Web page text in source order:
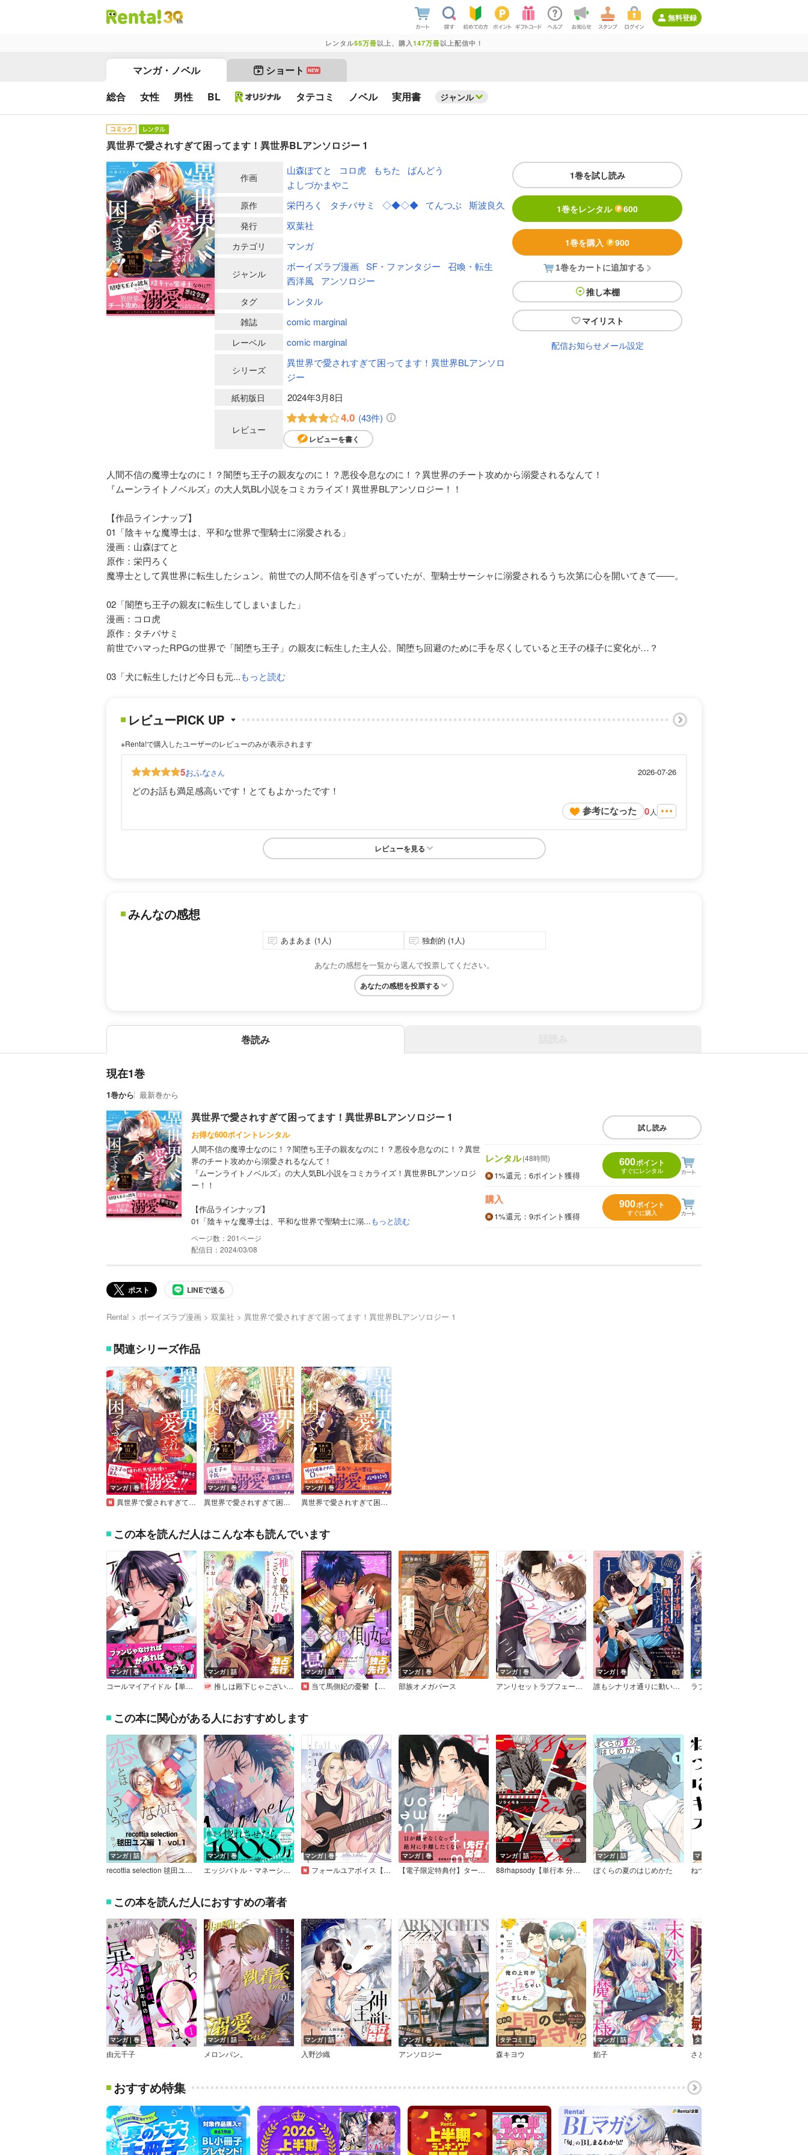
無料登録
レンタル55万冊以上、購入 147万冊以上配信中！
マンガ・ノベル ショート NEW
総合 女性 男性 BL タテコミ ノベル 実用書 ジャンル
異世界で愛されすぎて困ってます！異世界BLアンソロジー 1
1巻を試し読み
1巻をレンタル 600
1巻を購入 900
1巻をカートに追加する
推し本棚
マイリスト
配信お知らせメール設定
作画
山森ぽてと コロ虎 もちた
ばんどう
よしづかまやこ
原作 栄円ろく タチバサミ ◇◆◇◆ てんつぶ 斯波良久
発行 双葉社
カテゴリ マンガ
ジャンル
ボーイズラブ漫画 SF・ファンタジー
召喚・転生
西洋風
アンソロジー
タグ レンタル
雑誌 comic marginal
レーベル comic marginal
シリーズ
異世界で愛されすぎて困ってます！異世界BLアンソロ
ジー
紙初版日 2024年3月8日
レビュー
4.0 (43件)
レビューを書く
人間不信の魔導士なのに！？闇堕ち王子の親友なのに！？悪役令息なのに！？異世界のチート攻めから溺愛されるなんて！
『ムーンライトノベルズ』の大人気BL小説をコミカライズ！異世界BLアンソロジー！！
【作品ラインナップ】
01「陰キャな魔導士は、平和な世界で聖騎士に溺愛される」
漫画：山森ぽてと
原作：栄円ろく
魔導士として異世界に転生したシュン。前世での人間不信を引きずっていたが、聖騎士サーシャに溺愛されるうち次第に心を開いてきて――。
02「闇堕ち王子の親友に転生してしまいました」
漫画：コロ虎
原作：タチバサミ
前世でハマったRPGの世界で「闇堕ち王子」の親友に転生した主人公。闇堕ち回避のために手を尽くしていると王子の様子に変化が…？
03「犬に転生したけど今日も元...もっと読む
レビューPICK UP
※Renta!で購入したユーザーのレビューのみが表示されます
5おふなさん 2026-07-26
どのお話も満足感高いです！とてもよかったです！
参考になった 0 人
レビューを見る
みんなの感想
あまあま (1人) 独創的 (1人)
あなたの感想を一覧から選んで投票してください。
あなたの感想を投票する
巻読み
現在1巻
1巻から 最新巻から
異世界で愛されすぎて困ってます！異世界BLアンソロジー 1
お得な600ポイントレンタル
人間不信の魔導士なのに！？闇堕ち王子の親友なのに！？悪役令息なのに！？異世
界のチート攻めから溺愛されるなんて！
『ムーンライトノベルズ』の大人気BL小説をコミカライズ！異世界BLアンソロジ
ー！！
【作品ラインナップ】
01「陰キャな魔導士は、平和な世界で聖騎士に溺...もっと読む
201
配信日：2024/03/08
試し読み
レンタル(48時間)
1%還元 ：6ポイント獲得
600ポイント
すぐにレンタル
購入
1%還元 ：9ポイント獲得
900ポイント
すぐに購入
ポスト LINEで送る
Renta! ボーイズラブ漫画 双葉社 異世界で愛されすぎて困ってます！異世界BLアンソロジー 1
関連シリーズ作品
マンガ｜巻
異世界で愛されすぎて困ってます！異世界BLアンソロジー 4
マンガ｜巻
異世界で愛されすぎて困ってます！異世界BLアンソロジー 3
マンガ｜巻
異世界で愛されすぎて困ってます！異世界BLアンソロジー 2
この本を読んだ人はこんな本も読んでいます
マンガ｜巻
コールマイアイドル【単行本版】【電子限定特典付き】
マンガ｜話
推しは殿下じゃございません…！！～悪役令嬢、甘攻め溺愛ルートに突入しました！？～
マンガ｜話
当て馬側妃の憂鬱 【連載版】
マンガ｜巻
部族オメガバース
マンガ｜巻
アンリセットラブフェーズ【電子限定描き下ろし漫画付き】
マンガ｜巻
誰もシナリオ通りに動いてくれないんですけど！
マンガ｜巻
この本に関心がある人におすすめします
マンガ｜話
recottia selection 毬田ユズ編1
マンガ｜巻
エッジバトル・マネーショット【コミックス版／Renta！限定おまけ付き】
マンガ｜巻
フォールユアボイス【合冊版】
マンガ｜巻
【電子限定特典付】ターン・ミー・オン
マンガ｜話
88rhapsody【単行本 分冊版】
マンガ｜話
ぼくらの夏のはじめかた
マンガ｜話
ねつにキス
この本を読んだ人におすすめの著者
マンガ｜巻
由元千子
マンガ｜話
メロンパン。
マンガ｜話
入野沙織
マンガ｜巻
アンソロジー
タテコミ｜話
森キヨウ
マンガ｜話
餡子
タテコミ｜話
さとみち
おすすめ特集